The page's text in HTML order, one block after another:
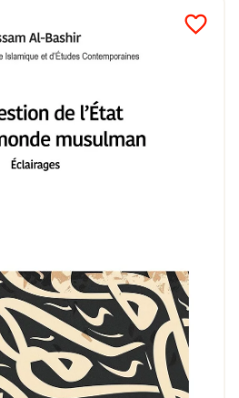
favorite_border